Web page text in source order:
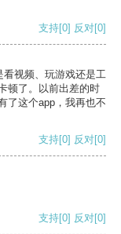
支持[0] 反对[0]
视频、玩游戏还是工
顿了。以前出差的时
了这个app，我再也不
支持[0] 反对[0]
支持[0] 反对[0]